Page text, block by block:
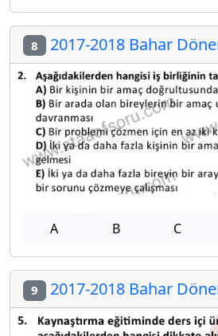
8 2017-2018 Bahar
A B C
9 2017-2018 Bahar